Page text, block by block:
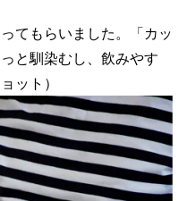
てもらいました。「カッ
と馴染むし、飲みやす
ット）